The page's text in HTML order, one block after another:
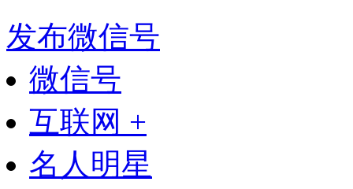
发布微信号
微信号
互联网 +
名人明星